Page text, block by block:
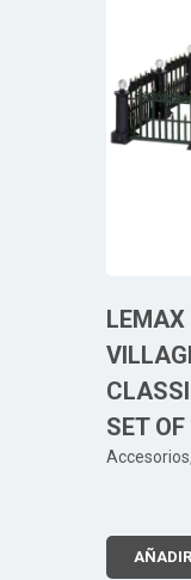
LEMAX
SET OF
Accesorios,